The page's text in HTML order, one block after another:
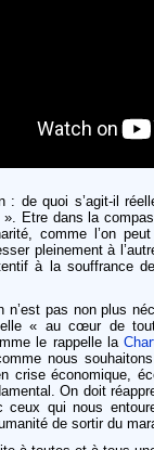
: de quoi s’agit-il
Etre dans la
comme l’on
pleinement à
à la souffrance
n’est pas non plus
« au cœur de
le rappelle la
nous
crise économique,
On doit
ceux qui nous
de sortir du